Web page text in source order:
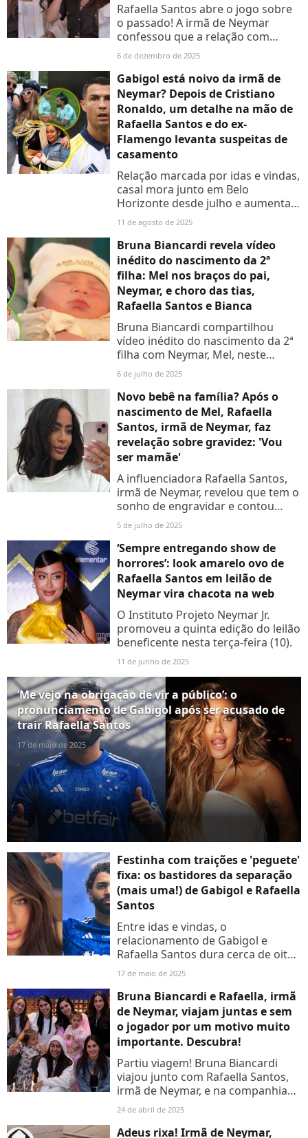
Rafaella Santos abre o jogo sobre
o passado! A irmã de Neymar
confessou que a relação com
Bruna Biancardi, esposa do
jogador, não era das melhores no
início. Ciúmes e dificuldades...
6 de dezembro de 2025
Gabigol está noivo da irmã de
Neymar? Depois de Cristiano
Ronaldo, um detalhe na mão de
Rafaella Santos e do ex-
Flamengo levanta suspeitas de
casamento
Relação marcada por idas e vindas,
casal mora junto em Belo
Horizonte desde julho e aumenta
rumores sobre possível mudança
no status do relacionamento
11 de agosto de 2025
Bruna Biancardi revela vídeo
inédito do nascimento da 2ª
filha: Mel nos braços do pai,
Neymar, e choro das tias,
Rafaella Santos e Bianca
Bruna Biancardi compartilhou
vídeo inédito do nascimento da 2ª
filha com Neymar, Mel, neste
domingo (6). Nas imagens é
possível ver choro e emoção das
famílias
6 de julho de 2025
Novo bebê na família? Após o
nascimento de Mel, Rafaella
Santos, irmã de Neymar, faz
revelação sobre gravidez: 'Vou
ser mamãe'
A influenciadora Rafaella Santos,
irmã de Neymar, revelou que tem o
sonho de engravidar e contou
quando isso deve acontecer. Aos
detalhes!
5 de julho de 2025
‘Sempre entregando show de
horrores’: look amarelo ovo de
Rafaella Santos em leilão de
Neymar vira chacota na web
O Instituto Projeto Neymar Jr.
promoveu a quinta edição do leilão
beneficente nesta terça-feira (10).
11 de junho de 2025
‘Me vejo na obrigação de vir a público’: o
pronunciamento de Gabigol após ser acusado de
trair Rafaella Santos
17 de maio de 2025
Festinha com traições e 'peguete'
fixa: os bastidores da separação
(mais uma!) de Gabigol e Rafaella
Santos
Entre idas e vindas, o
relacionamento de Gabigol e
Rafaella Santos dura cerca de oito
anos.
17 de maio de 2025
Bruna Biancardi e Rafaella, irmã
de Neymar, viajam juntas e sem
o jogador por um motivo muito
importante. Descubra!
Partiu viagem! Bruna Biancardi
viajou junto com Rafaella Santos,
irmã de Neymar, e na companhia
de outras mulheres nesta quinta-
detalhes no conteúdo a seguir!
24 de abril de 2025
Adeus rixa! Irmã de Neymar,